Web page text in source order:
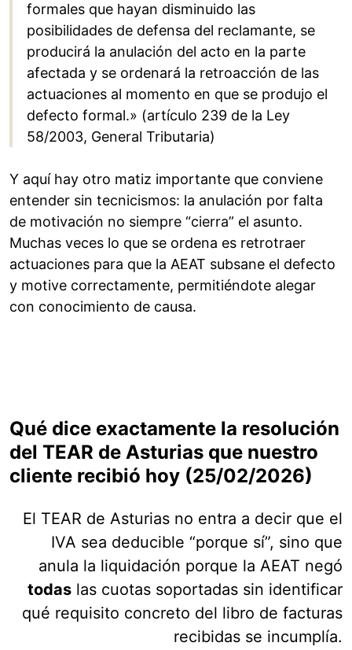
formales que hayan disminuido las
posibilidades de defensa del reclamante, se
producirá la anulación del acto en la parte
afectada y se ordenará la retroacción de las
actuaciones al momento en que se produjo el
defecto formal.» (artículo 239 de la Ley
58/2003, General Tributaria)
Y aquí hay otro matiz importante que conviene
entender sin tecnicismos: la anulación por falta
de motivación no siempre “cierra” el asunto.
Muchas veces lo que se ordena es retrotraer
actuaciones para que la AEAT subsane el defecto
y motive correctamente, permitiéndote alegar
con conocimiento de causa.
Qué dice exactamente la resolución
del TEAR de Asturias que nuestro
cliente recibió hoy (25/02/2026)
El TEAR de Asturias no entra a decir que el
IVA sea deducible “porque sí”, sino que
anula la liquidación porque la AEAT negó
todas las cuotas soportadas sin identificar
qué requisito concreto del libro de facturas
recibidas se incumplía.